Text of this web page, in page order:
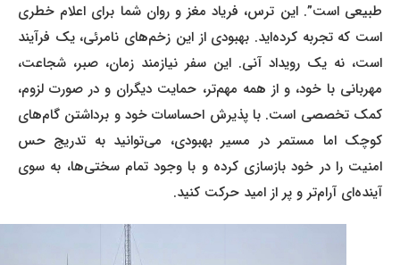
طبیعی است”. این ترس، فریاد مغز و روان شما برای اعلام خطری
است که تجربه کرده‌اید. بهبودی از این زخم‌های نامرئی، یک فرآیند
است، نه یک رویداد آنی. این سفر نیازمند زمان، صبر، شجاعت،
مهربانی با خود، و از همه مهم‌تر، حمایت دیگران و در صورت لزوم،
کمک تخصصی است. با پذیرش احساسات خود و برداشتن گام‌های
کوچک اما مستمر در مسیر بهبودی، می‌توانید به تدریج حس
امنیت را در خود بازسازی کرده و با وجود تمام سختی‌ها، به سوی
آینده‌ای آرام‌تر و پر از امید حرکت کنید.